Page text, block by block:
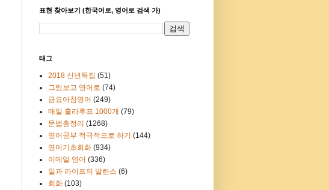
표현 찾아보기 (한국어로, 영어로 검색 가)
태그
2018 신년특집 (51)
그림보고 영어로 (74)
금요아침영어 (249)
매일 훌라후프 1000개 (79)
문법총정리 (1268)
영어공부 적극적으로 하기 (144)
영어기초회화 (934)
이메일 영어 (336)
일과 라이프의 발란스 (6)
회화 (103)